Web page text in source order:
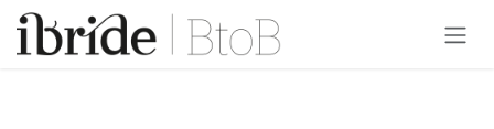
Se rendre au contenu